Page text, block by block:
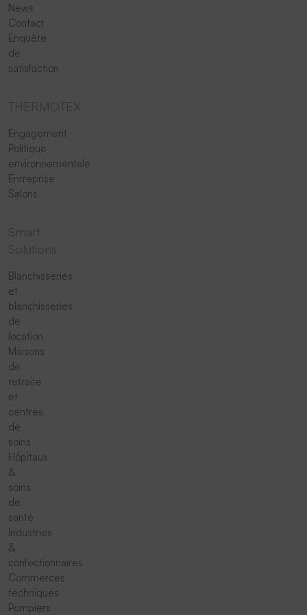
News
Contact
Enquête
de
satisfaction
Engagement
Politique
environnementale
Entreprise
Salons
Blanchisseries
et
blanchisseries
de
location
Maisons
de
retraite
et
centres
de
soins
Hôpitaux
&
soins
de
santé
Industries
&
confectionnaires
Commerces
techniques
Pompiers